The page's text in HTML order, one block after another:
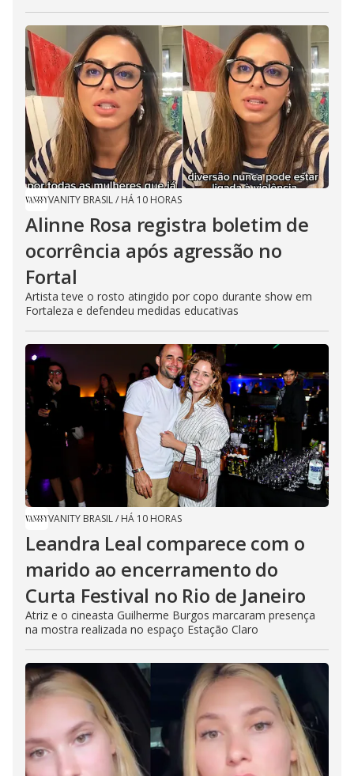
VANITY BRASIL/ HÁ 10 HORAS
Alinne Rosa registra boletim de
ocorrência após agressão no
Fortal
Artista teve o rosto atingido por copo durante show em
Fortaleza e defendeu medidas educativas
VANITY BRASIL/ HÁ 10 HORAS
Leandra Leal comparece com o
marido ao encerramento do
Curta Festival no Rio de Janeiro
Atriz e o cineasta Guilherme Burgos marcaram presença
na mostra realizada no espaço Estação Claro